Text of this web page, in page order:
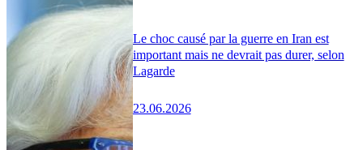
Le choc causé par la guerre en Iran est
important mais ne devrait pas durer, selon
Lagarde
23.06.2026